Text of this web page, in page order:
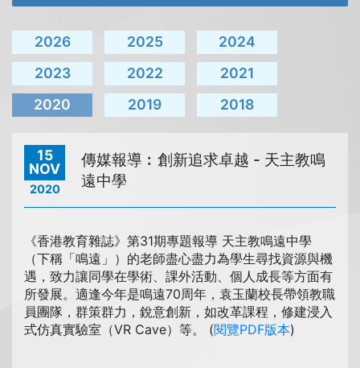
2026 2025
2024
2023
2022
2021
2020
2019 2018
15
NOV
2020
傳媒報導︰創新追求卓越 - 天主教鳴
遠中學
《香港教育雜誌》第31期專題報導 天主教鳴遠中學
（下稱「鳴遠」）的老師盡心盡力為學生尋找資源與機
遇，致力讓同學在學術、課外活動、個人成長等方面有
所發展。適逢今年是鳴遠70周年，袁玉蘭校長帶領教職
員團隊，群策群力，銳意創新，如改革課程，修建浸入
式仿真實驗室（VR Cave）等。 (閱覽PDF版本)